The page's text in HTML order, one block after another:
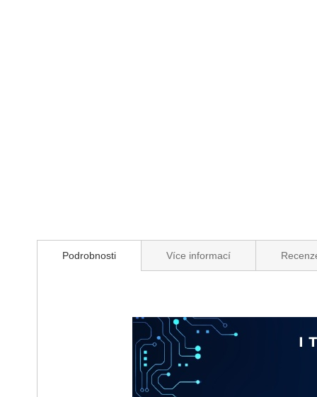
Podrobnosti Více informací